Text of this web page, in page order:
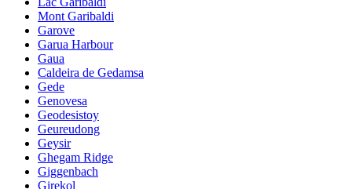
Mont Garibaldi
Garove
Garua Harbour
Gaua
Caldeira de Gedamsa
Gede
Genovesa
Geodesistoy
Geureudong
Geysir
Ghegam Ridge
Giggenbach
Girekol